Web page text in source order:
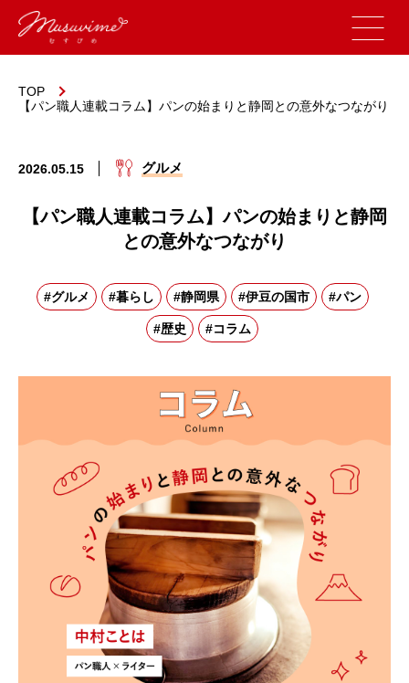
TOP
【パン職人連載コラム】パンの始まりと静岡との意外なつながり
2026.05.15 グルメ
【パン職人連載コラム】パンの始まりと静岡
との意外なつながり
#グルメ #暮らし #静岡県 #伊豆の国市 #パン
#歴史 #コラム